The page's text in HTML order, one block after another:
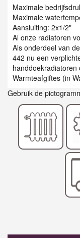
Maximale
Maximale
Aansluiting: 2x1/2"
Al onze radiatoren
Als onderdeel van
442 nu een
handdoekradiatoren
Warmteafgiftes (in
Gebruik de